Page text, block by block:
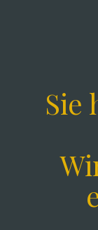
Sie